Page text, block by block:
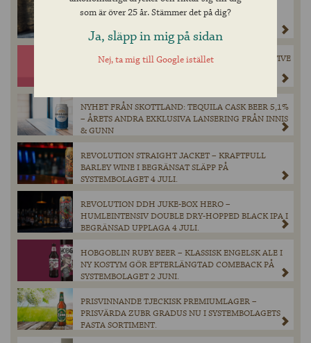
OLD MASTER HEN – EN MÄSTERLIGT BRYGGD
NY SMAKEXPLOSION TILL SOMMAREN – COLLECTIVE
NYHET FRÅN SKOTTLAND: TEQUILA CASK BEER 5,1%
– ÅRETS ANDRA EXKLUSIVA LANSERING FRÅN INNIS
& GUNN
REVOLUTION STRAIGHT JACKET – KRAFTFULL
BARLEY WINE I BEGRÄNSAT SLÄPP PÅ
SYSTEMBOLAGET 4 JULI.
REVOLUTION DDH JUKE-BOX HERO –
HUMLEINTENSIV DOUBLE DRY-HOPPED BLACK IPA I
BEGRÄNSAD UPPLAGA 4 JULI.
HOBGOBLIN RUBY BEER – KLASSISK ENGELSK ALE I
NY KOSTYM GÖR EFTERLÄNGTAD COMEBACK PÅ
SYSTEMBOLAGET 2 JUNI.
PRISVINNANDE TJECKISK PREMIUMLAGER –
PRISVÄRDA ZUBR GRADUS NU I SYSTEMBOLAGETS
FASTA SORTIMENT.
som är över 25 år. Stämmer det på dig?
Ja, släpp in mig på sidan
Nej, ta mig till Google istället